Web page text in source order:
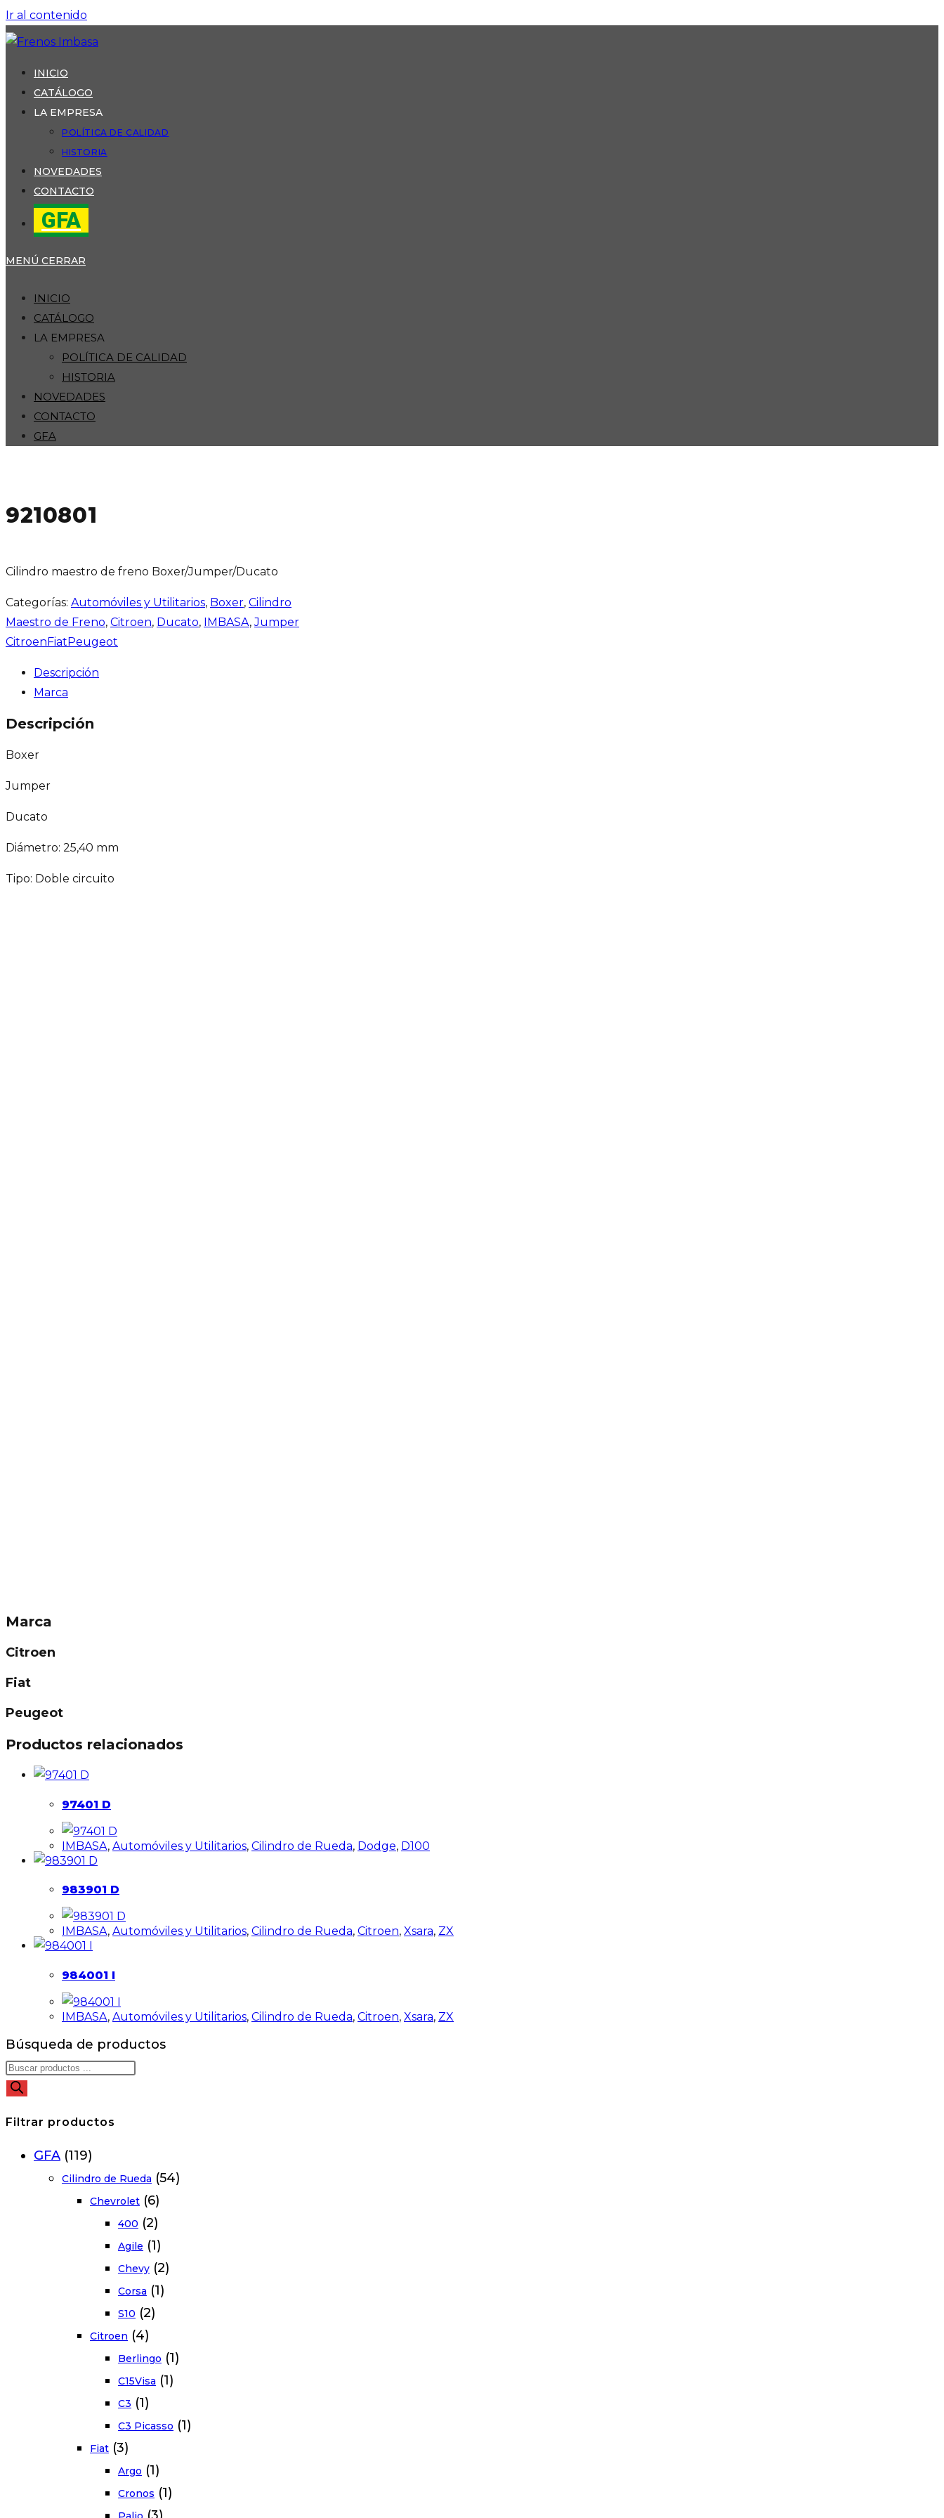
Ir al contenido
INICIO
CATÁLOGO
LA EMPRESA
POLÍTICA DE CALIDAD
HISTORIA
NOVEDADES
CONTACTO
GFA
MENÚ CERRAR
INICIO
CATÁLOGO
LA EMPRESA
POLÍTICA DE CALIDAD
HISTORIA
NOVEDADES
CONTACTO
GFA
9210801
Cilindro maestro de freno Boxer/Jumper/Ducato
Categorías: Automóviles y Utilitarios, Boxer, Cilindro
Maestro de Freno, Citroen, Ducato, IMBASA,Jumper
CitroenFiatPeugeot
Descripción
Marca
Descripción
Boxer
Jumper
Ducato
Diámetro: 25,40 mm
Tipo: Doble circuito
Marca
Citroen
Fiat
Peugeot
Productos relacionados
97401 D
IMBASA, Automóviles y Utilitarios, Cilindro de Rueda, Dodge, D100
983901 D
IMBASA, Automóviles y Utilitarios, Cilindro de Rueda, Citroen, Xsara, ZX
984001 I
IMBASA, Automóviles y Utilitarios, Cilindro de Rueda, Citroen, Xsara, ZX
Búsqueda de productos
Filtrar productos
GFA (119)
Cilindro de Rueda (54)
Chevrolet (6)
400 (2)
Agile (1)
Chevy (2)
Corsa (1)
S10 (2)
Citroen (4)
Berlingo (1)
C15Visa (1)
C3 (1)
C3 Picasso (1)
Fiat (3)
Argo (1)
Cronos (1)